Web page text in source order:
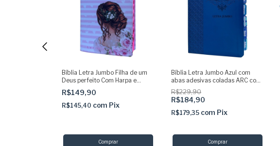
Bíblia Letra Jumbo Filha de um
Deus perfeito Com Harpa e
indice ARC
R$149,90
R$145,40 com Pix
Bíblia Letra Jumbo Azul com
abas adesivas coladas ARC com
harpa Masc
R$229,90
R$184,90
R$179,35 com Pix